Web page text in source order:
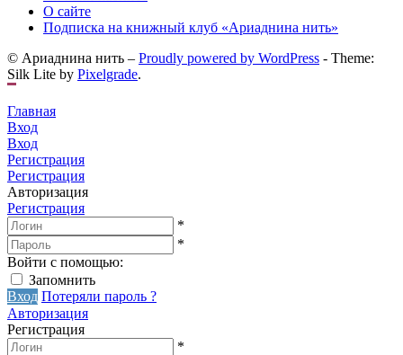
О сайте
Подписка на книжный клуб «Ариаднина нить»
© Ариаднина нить – Proudly powered by WordPress - Theme:
Silk Lite by Pixelgrade.
Главная
Вход
Вход
Регистрация
Регистрация
Авторизация
Регистрация
*
*
Войти с помощью:
Запомнить
Вход Потеряли пароль ?
Авторизация
Регистрация
*